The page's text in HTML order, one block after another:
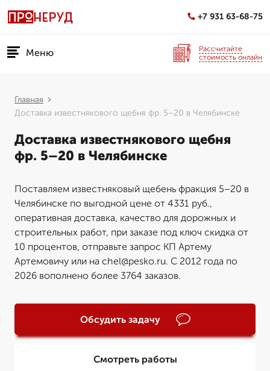
+7 931 63-68-75
Меню
Рассчитайте
стоимость онлайн
Главная
Доставка известнякового щебня фр. 5–20 в Челябинске
Доставка известнякового щебня
фр. 5–20 в Челябинске
Поставляем известняковый щебень фракция 5–20 в
Челябинске по выгодной цене от 4331 руб.,
оперативная доставка, качество для дорожных и
строительных работ, при заказе под ключ скидка от
10 процентов, отправьте запрос КП Артему
Артемовичу или на chel@pesko.ru. С 2012 года по
2026 вополнено более 3764 заказов.
Обсудить задачу
Смотреть работы